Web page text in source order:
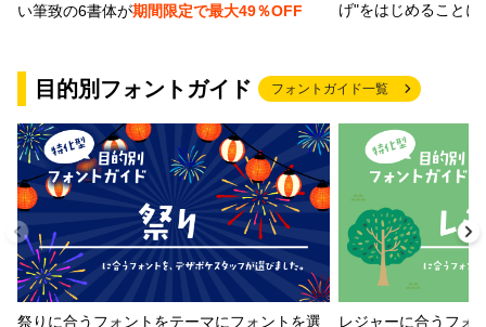
い筆致の6書体が期間限定で最大49％OFF
げ"をはじめること
目的別フォントガイド フォントガイド一覧
祭りに合うフォントをテーマにフォントを選
レジャーに合うフォ